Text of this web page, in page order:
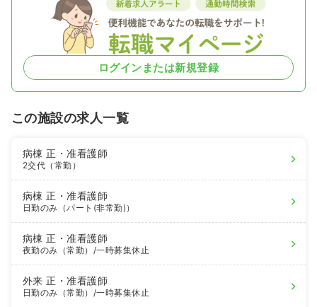
ログインまたは新規登録
この施設の求人一覧
病棟正・准看護師
2交代（常勤）
病棟正・准看護師
日勤のみ（パート(非常勤)）
病棟正・准看護師
夜勤のみ（常勤） /一時募集休止
外来正・准看護師
日勤のみ（常勤） /一時募集休止